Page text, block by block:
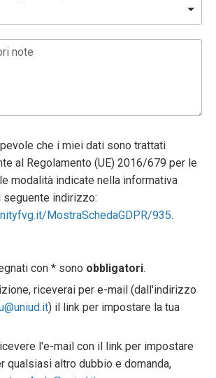
note
che i miei dati sono trattati
al Regolamento (UE) 2016/679 per le
modalità indicate nella informativa
indirizzo:
MostraSchedaGDPR/935.
con * sono obbligatori.
riceverai per e-mail (dall'indirizzo
) il link per impostare la tua
l'e-mail con il link per impostare
qualsiasi altro dubbio e domanda,